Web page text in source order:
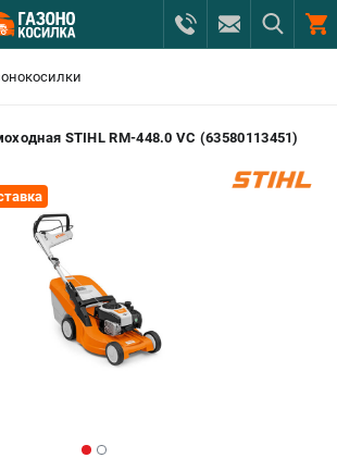
12-69 - ЗАКАЗ ЗАПЧАСТЕЙ
17 - ЗАКАЗ ИЗДЕЛИЙ
STIHL RМ-448.0 VС (63580113451)